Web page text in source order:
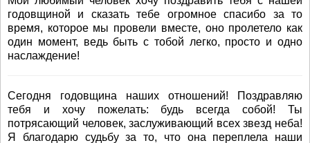
годовщиной и сказать тебе огромное спасибо за то
время, которое мы провели вместе, оно пролетело как
один момент, ведь быть с тобой легко, просто и одно
наслаждение!
Сегодня годовщина наших отношений! Поздравляю
тебя и хочу пожелать: будь всегда собой! Ты
потрясающий человек, заслуживающий всех звезд неба!
Я благодарю судьбу за то, что она переплела наши